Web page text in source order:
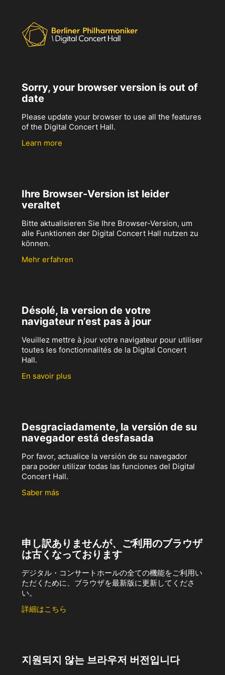
Sorry, your browser version is out of
date
Please update your browser to use all the features
of the Digital Concert Hall.
Learn more
Ihre Browser-Version ist leider
veraltet
Bitte aktualisieren Sie Ihre Browser-Version, um
alle Funktionen der Digital Concert Hall nutzen zu
können.
Mehr erfahren
Désolé, la version de votre
navigateur n’est pas à jour
Veuillez mettre à jour votre navigateur pour utiliser
toutes les fonctionnalités de la Digital Concert
Hall.
En savoir plus
Desgraciadamente, la versión de su
navegador está desfasada
Por favor, actualice la versión de su navegador
para poder utilizar todas las funciones del Digital
Concert Hall.
Saber más
申し訳ありませんが、ご利用のブラウザ
は古くなっております
デジタル・コンサートホールの全ての機能をご利用い
ただくために、ブラウザを最新版に更新してくださ
い。
詳細はこちら
지원되지 않는 브라우저 버전입니다